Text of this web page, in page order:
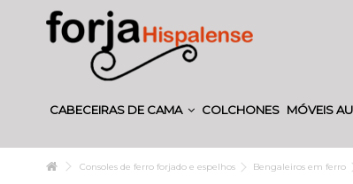
CABECEIRAS DE CAMA COLCHONES MÓVEIS
Consoles de ferro forjado e espelhos Bengaleiros em ferro